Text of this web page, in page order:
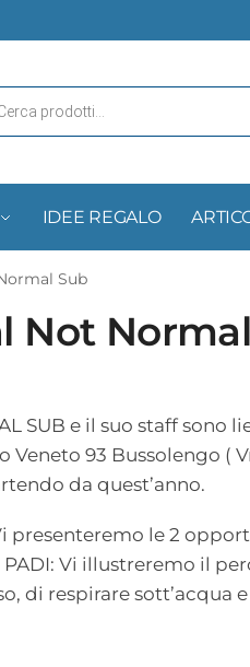
IDEE REGALO
Sub
Not
SUB e il suo staff sono
Veneto 93 Bussolengo (
da quest’anno.
presenteremo le 2
Vi illustreremo il
di respirare sott’acqua